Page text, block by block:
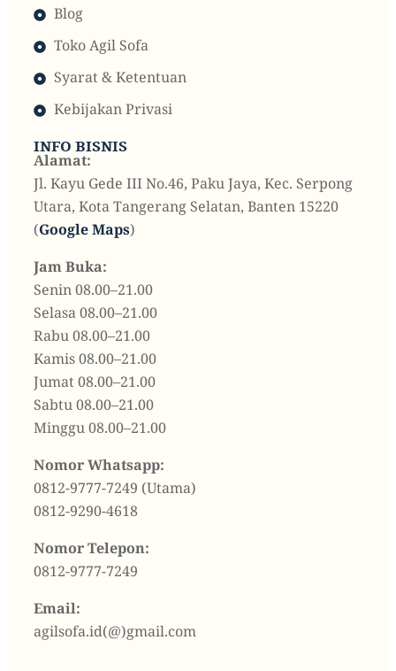
Blog
Toko Agil Sofa
Syarat & Ketentuan
Kebijakan Privasi
INFO BISNIS
Alamat:
Jl. Kayu Gede III No.46, Paku Jaya, Kec. Serpong
Utara, Kota Tangerang Selatan, Banten 15220
(Google Maps)
Jam Buka:
Senin 08.00–21.00
Selasa 08.00–21.00
Rabu 08.00–21.00
Kamis 08.00–21.00
Jumat 08.00–21.00
Sabtu 08.00–21.00
Minggu 08.00–21.00
Nomor Whatsapp:
0812-9777-7249 (Utama)
0812-9290-4618
Nomor Telepon:
0812-9777-7249
Email:
agilsofa.id(@)gmail.com